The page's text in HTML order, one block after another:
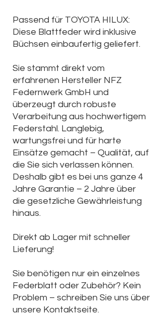
Passend für TOYOTA HILUX:
Diese Blattfeder wird inklusive
Büchsen einbaufertig geliefert.
Sie stammt direkt vom
erfahrenen Hersteller NFZ
Federnwerk GmbH und
überzeugt durch robuste
Verarbeitung aus hochwertigem
Federstahl. Langlebig,
wartungsfrei und für harte
Einsätze gemacht – Qualität, auf
die Sie sich verlassen können.
Deshalb gibt es bei uns ganze 4
Jahre Garantie – 2 Jahre über
die gesetzliche Gewährleistung
hinaus.
Direkt ab Lager mit schneller
Lieferung!
Sie benötigen nur ein einzelnes
Federblatt oder Zubehör? Kein
Problem – schreiben Sie uns über
unsere Kontaktseite.